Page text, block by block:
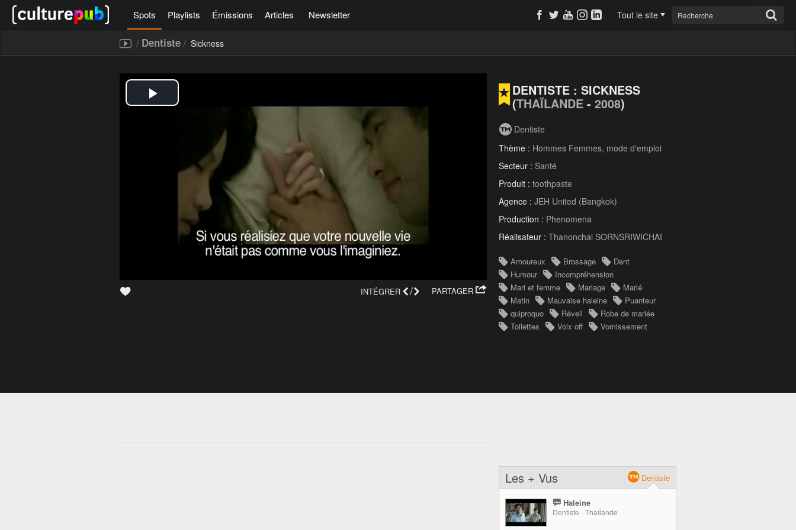
Spots Playlists Émissions Articles Newsletter Tout le site
/ Dentiste/ Sickness
PARTAGER
INTÉGRER /
DENTISTE : SICKNESS
(THAÏLANDE - 2008)
Dentiste
Thème : Hommes Femmes, mode d'emploi
Secteur : Santé
Produit : toothpaste
Agence : JEH United (Bangkok)
Production : Phenomena
Réalisateur : Thanonchai SORNSRIWICHAI
Amoureux Brossage
Dent
Humour
Incompréhension
Mari et femme
Mariage
Marié
Matin
Mauvaise haleine
Puanteur
quiproquo
Réveil
Robe de mariée
Toilettes
Voix off Vomissement
Les + Vus Dentiste
Haleine
Dentiste - Thaïlande